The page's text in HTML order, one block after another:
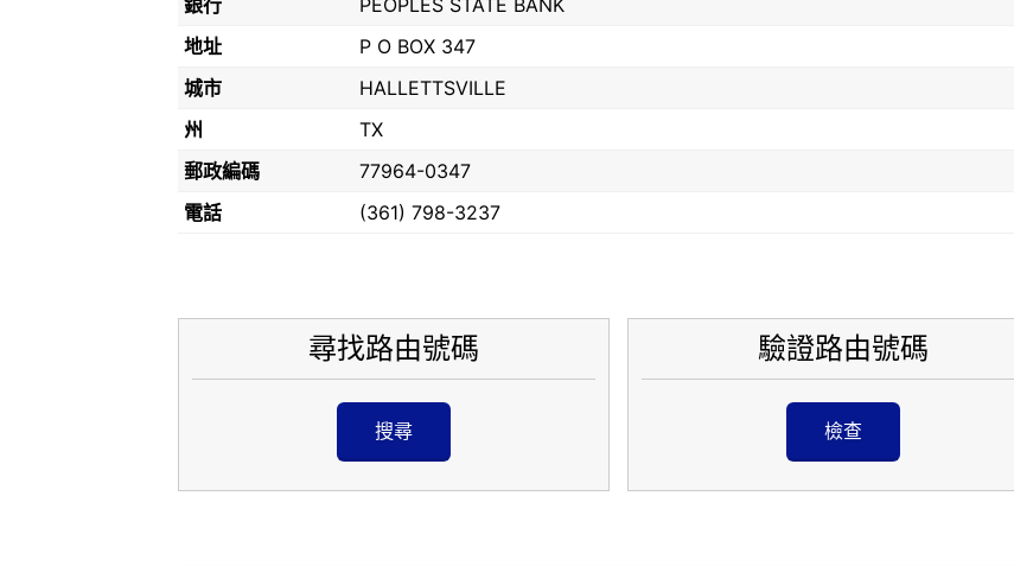
銀行
PEOPLES STATE BANK
地址
P O BOX 347
城市
HALLETTSVILLE
州
TX
郵政編碼
77964-0347
電話
(361) 798-3237
尋找路由號碼
搜尋
驗證路由號碼
檢查